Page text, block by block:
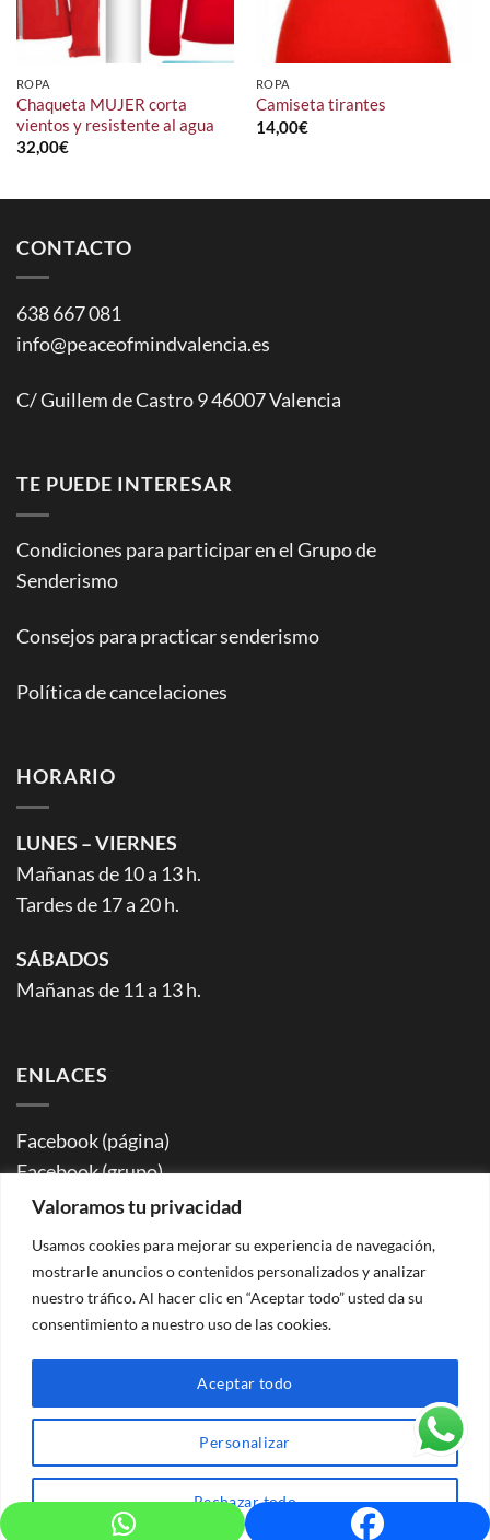
Valoramos tu privacidad
Usamos cookies para mejorar su experiencia de navegación,
mostrarle anuncios o contenidos personalizados y analizar
nuestro tráfico. Al hacer clic en “Aceptar todo” usted da su
consentimiento a nuestro uso de las cookies.
Personalizar
Rechazar todo
Aceptar todo
ROPA
Chaqueta MUJER corta
vientos y resistente al agua
32,00€
ROPA
Camiseta tirantes
14,00€
CONTACTO
638 667 081
info@peaceofmindvalencia.es
C/ Guillem de Castro 9 46007 Valencia
TE PUEDE INTERESAR
Condiciones para participar en el Grupo de
Senderismo
Consejos para practicar senderismo
Política de cancelaciones
HORARIO
LUNES – VIERNES
Mañanas de 10 a 13 h.
Tardes de 17 a 20 h.
SÁBADOS
Mañanas de 11 a 13 h.
ENLACES
Facebook (página)
Facebook (grupo)
Instagram
YouTube
Flickr
Peace of Mind 2026 ©Aviso legal | Política de privacidad |
Cookies| Condiciones de contratación |Agencia de Viajes
CV-Mm2515-V |
26.023076/V Registro sanitario para comidas de grupos